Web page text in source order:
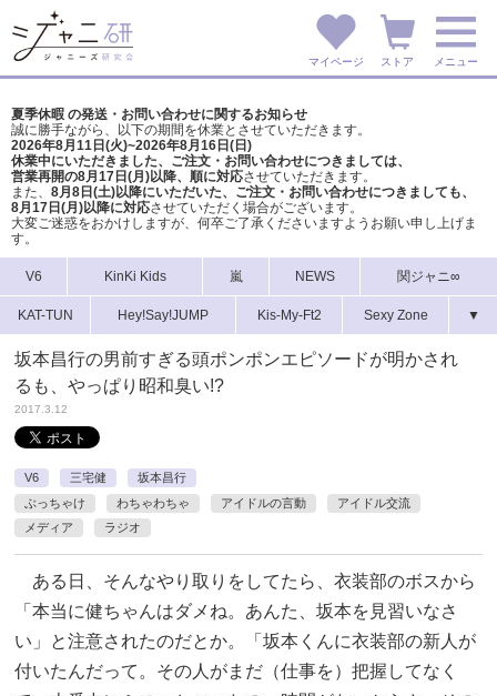
マイページ ストア メニュー
夏季休暇 の発送・お問い合わせに関するお知らせ
誠に勝手ながら、以下の期間を休業とさせていただきます。
2026年8月11日(火)~2026年8月16日(日)
休業中にいただきました、ご注文・お問い合わせにつきましては、
営業再開の8月17日(月)以降、順に対応させていただきます。
また、 8月8日(土)以降にいただいた、ご注文・ お問い合わせにつきましても、
8月17日(月)以降に対応させていただく場合がございます。
大変ご迷惑をおかけしますが、 何卒ご了承くださいますようお願い申し上げま
す。
V6 KinKi Kids 嵐 NEWS 関ジャニ∞
KAT-TUN Hey!Say!JUMP Kis-My-Ft2 Sexy Zone ▼
坂本昌行の男前すぎる頭ポンポンエピソードが明かされ
るも、やっぱり昭和臭い!?
2017.3.12
V6 三宅健
坂本昌行
ぶっちゃけ
わちゃわちゃ アイドルの言動
アイドル交流
メディア
ラジオ
ある日、そんなやり取りをしてたら、衣装部のボスから
「本当に健ちゃんはダメね。あんた、坂本を見習いなさ
い」と注意されたのだとか。「坂本くんに衣装部の新人が
付いたんだって。その人がまだ（仕事を）把握してなく